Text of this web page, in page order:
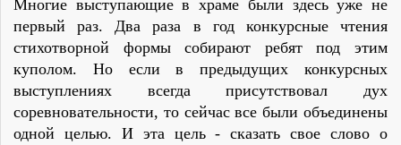
Многие выступающие в храме были здесь уже не
первый раз. Два раза в год конкурсные чтения
стихотворной формы собирают ребят под этим
куполом. Но если в предыдущих конкурсных
выступлениях всегда присутствовал дух
соревновательности, то сейчас все были объединены
одной целью. И эта цель - сказать свое слово о